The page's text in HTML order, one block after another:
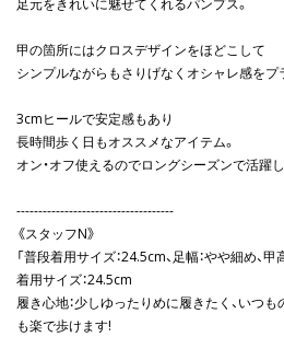
甲の箇所にはクロスデザインをほどこして
シンプルながらもさりげなくオシャレ感をプ
3cmヒールで安定感もあり
長時間歩く日もオススメなアイテム。
オン・オフ使えるのでロングシーズンで活躍
------------------------------------
《スタッフN》
「普段着用サイズ：24.5cm、足幅：やや細め、甲
着用サイズ：24.5cm
履き心地：少しゆったりめに履きたく、いつ
も楽で歩けます!